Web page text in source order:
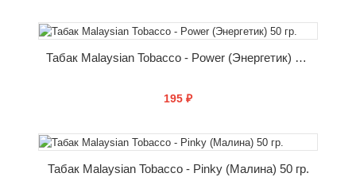
КУПИТЬ
Табак Malaysian Tobacco - Power (Энергетик) 50 гр.
195 ₽
КУПИТЬ
Табак Malaysian Tobacco - Pinky (Малина) 50 гр.